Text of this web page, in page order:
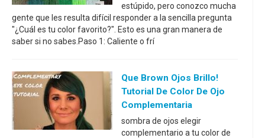
estúpido, pero conozco mucha
gente que les resulta difícil responder a la sencilla pregunta
"¿Cuál es tu color favorito?". Esto es una gran manera de
saber si no sabes.Paso 1: Caliente o frí
Que Brown Ojos Brillo!
Tutorial De Color De Ojo
Complementaria
sombra de ojos elegir
complementario a tu color de